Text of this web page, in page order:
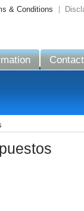
& Conditions
Contact